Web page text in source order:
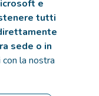
e
tutti
sede o in
la nostra